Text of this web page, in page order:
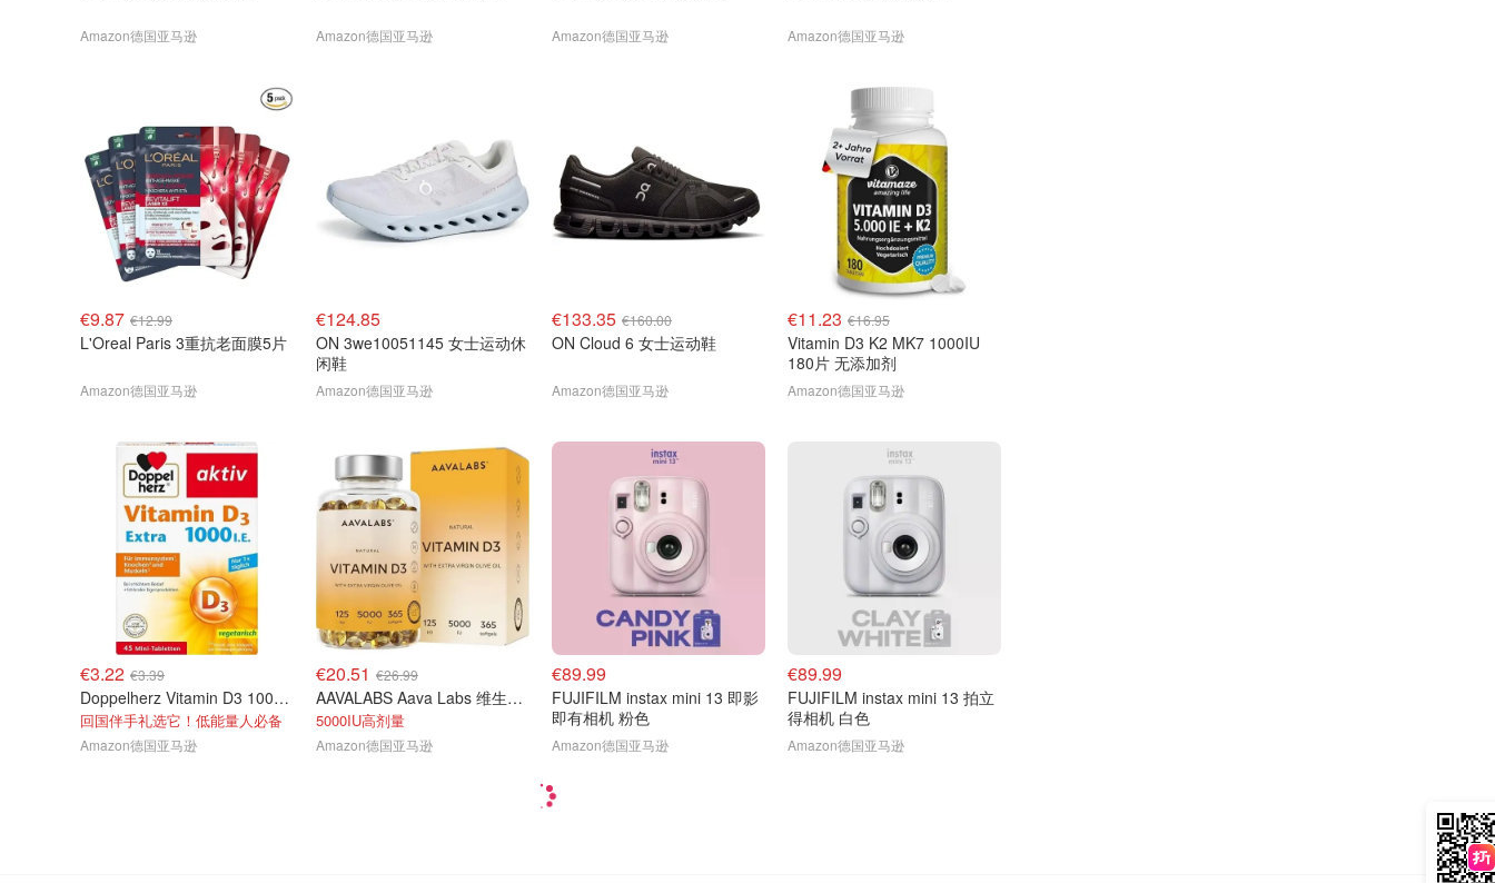
Amazon德国亚马逊 Amazon德国亚马逊 Amazon德国亚马逊 Amazon德国亚马逊
€9.87 €12.99
L'Oreal Paris 3重抗老面膜5片
Amazon德国亚马逊
€124.85
ON 3we10051145 女士运动休
闲鞋
Amazon德国亚马逊
€133.35 €160.00
ON Cloud 6 女士运动鞋
Amazon德国亚马逊
€11.23 €16.95
Vitamin D3 K2 MK7 1000IU
180片 无添加剂
Amazon德国亚马逊
€3.22 €3.39
Doppelherz Vitamin D3 1000 迷你片 45片
回国伴手礼选它！低能量人必备
Amazon德国亚马逊
€20.51 €26.99
AAVALABS Aava Labs 维生素D3 5000IU 橄榄油 365粒
5000IU高剂量
Amazon德国亚马逊
€89.99
FUJIFILM instax mini 13 即影
即有相机 粉色
Amazon德国亚马逊
€89.99
FUJIFILM instax mini 13 拍立
得相机 白色
Amazon德国亚马逊